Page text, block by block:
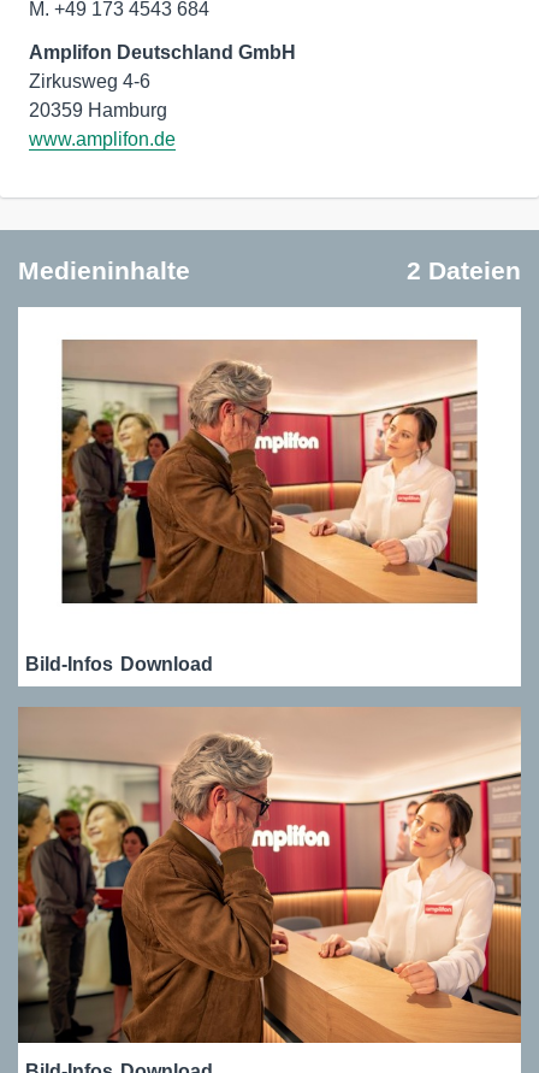
M. +49 173 4543 684
Amplifon Deutschland GmbH
Zirkusweg 4-6
www.amplifon.de
Medieninhalte 2 Dateien
Bild-Infos Download